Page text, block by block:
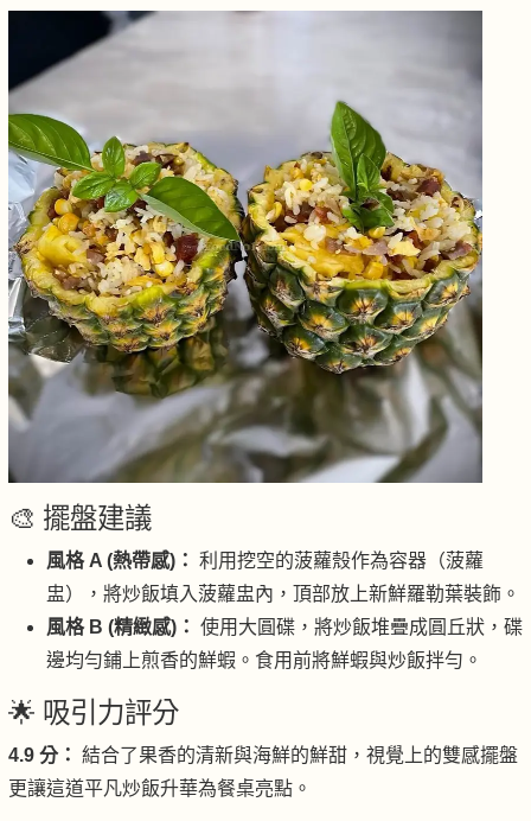
🎨 擺盤建議
風格 A (熱帶感)： 利用挖空的菠蘿殼作為容器（菠蘿
盅），將炒飯填入菠蘿盅內，頂部放上新鮮羅勒葉裝飾。
風格 B (精緻感)： 使用大圓碟，將炒飯堆疊成圓丘狀，碟
邊均勻鋪上煎香的鮮蝦。食用前將鮮蝦與炒飯拌勻。
🌟 吸引力評分
4.9 分： 結合了果香的清新與海鮮的鮮甜，視覺上的雙感擺盤
更讓這道平凡炒飯升華為餐桌亮點。